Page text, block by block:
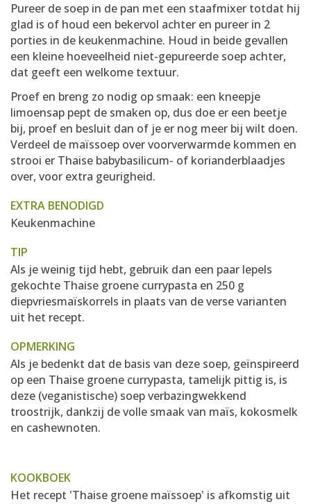
Pureer de soep in de pan met een staafmixer totdat hij
glad is of houd een bekervol achter en pureer in 2
porties in de keukenmachine. Houd in beide gevallen
een kleine hoeveelheid niet-gepureerde soep achter,
dat geeft een welkome textuur.
Proef en breng zo nodig op smaak: een kneepje
limoensap pept de smaken op, dus doe er een beetje
bij, proef en besluit dan of je er nog meer bij wilt doen.
Verdeel de maïssoep over voorverwarmde kommen en
strooi er Thaise babybasilicum- of korianderblaadjes
over, voor extra geurigheid.
EXTRA BENODIGD
Keukenmachine
TIP
Als je weinig tijd hebt, gebruik dan een paar lepels
gekochte Thaise groene currypasta en 250 g
diepvriesmaïskorrels in plaats van de verse varianten
uit het recept.
OPMERKING
Als je bedenkt dat de basis van deze soep, geïnspireerd
op een Thaise groene currypasta, tamelijk pittig is, is
deze (veganistische) soep verbazingwekkend
troostrijk, dankzij de volle smaak van maïs, kokosmelk
en cashewnoten.
KOOKBOEK
Het recept 'Thaise groene maïssoep' is afkomstig uit